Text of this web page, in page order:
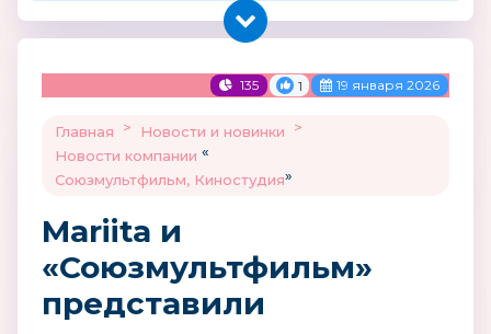
135 1 19 января 2026
Главная > Новости и новинки
>
Новости компании «
Союзмультфильм, Киностудия»
Mariita и
«Союзмультфильм»
представили